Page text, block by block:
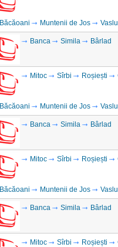
Băcăoani Muntenii de Jos
Banca Simila Bârlad
Mitoc Sîrbi Roșiești
Băcăoani Muntenii de Jos
Banca Simila Bârlad
Mitoc Sîrbi Roșiești
Băcăoani Muntenii de Jos
Banca Simila Bârlad
Mitoc Sîrbi Roșiești